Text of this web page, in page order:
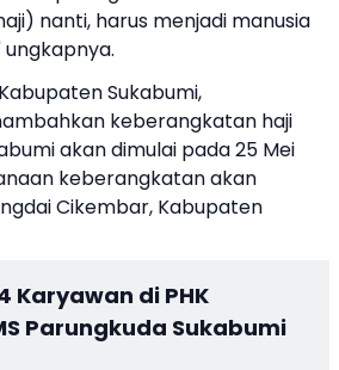
nanti, harus menjadi manusia
ungkapnya.
Sukabumi,
keberangkatan haji
akan dimulai pada 25 Mei
keberangkatan akan
Cikembar, Kabupaten
Karyawan di PHK
Parungkuda Sukabumi